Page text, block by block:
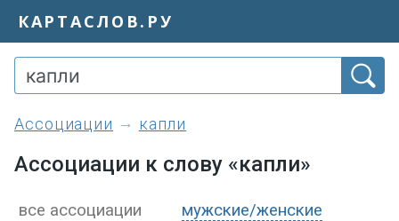
КАРТАСЛОВ.РУ
ассоциации капли
Ассоциации к слову «капли»
все ассоциации мужские/женские